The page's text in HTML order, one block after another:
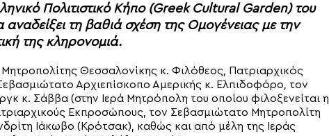
Πολιτιστικό Κήπο (Greek Cultural Garden) του
τη βαθιά σχέση της Ομογένειας με την
της κληρονομιά.
Θεσσαλονίκης κ. Φιλόθεος, Πατριαρχικός
Αρχιεπίσκοπο Αμερικής κ. Ελπιδοφόρο, τον
κ. Σάββα (στην Ιερά Μητρόπολη του οποίου φιλοξενείται η
Εκπροσώπους, τον Σεβασμιώτατο Μητροπολίτη
Ιάκωβο (Κρότσακ), καθώς και από μέλη της Ιεράς